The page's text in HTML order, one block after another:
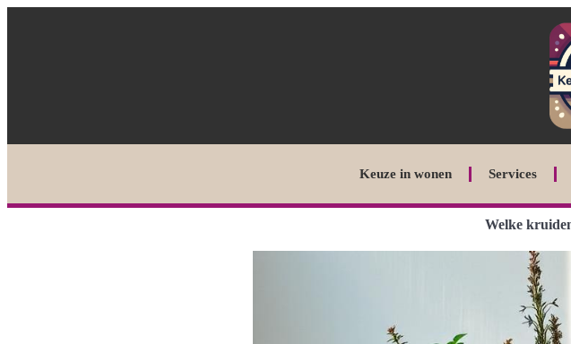
Keuze in wonen Services
Welke